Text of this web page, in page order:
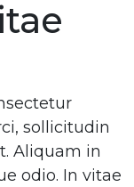
sollicitudin
Aliquam in
odio. In vitae